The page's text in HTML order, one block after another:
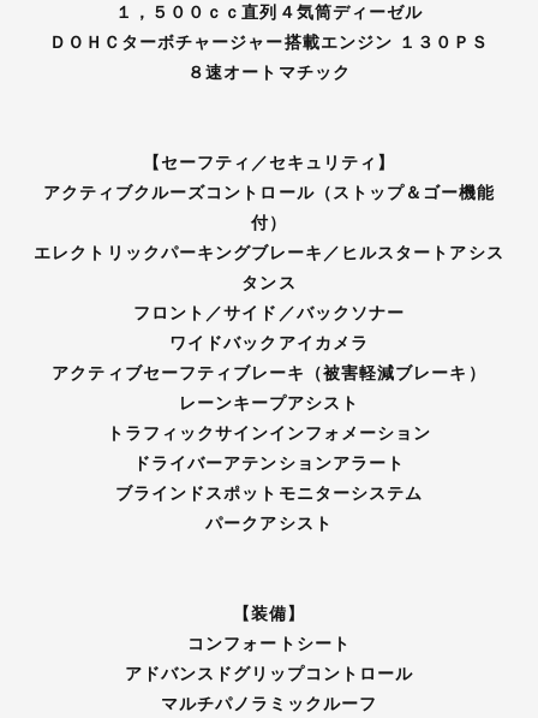
１，５００ｃｃ直列４気筒ディーゼル
ＤＯＨＣターボチャージャー搭載エンジン １３０ＰＳ
８速オートマチック
【セーフティ／セキュリティ】
アクティブクルーズコントロール（ストップ＆ゴー機能
付）
エレクトリックパーキングブレーキ／ヒルスタートアシス
タンス
フロント／サイド／バックソナー
ワイドバックアイカメラ
アクティブセーフティブレーキ（被害軽減ブレーキ）
レーンキープアシスト
トラフィックサインインフォメーション
ドライバーアテンションアラート
ブラインドスポットモニターシステム
パークアシスト
【装備】
コンフォートシート
アドバンスドグリップコントロール
マルチパノラミックルーフ